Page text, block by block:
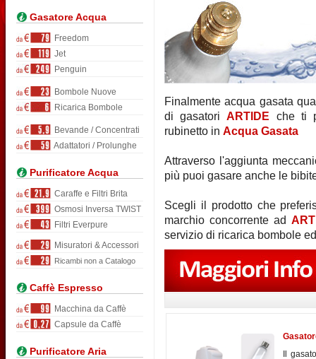
Gasatore Acqua
Freedom
Jet
Penguin
Bombole Nuove
Ricarica Bombole
Bevande / Concentrati
Adattatori / Prolunghe
Purificatore Acqua
Caraffe e Filtri Brita
Osmosi Inversa TWIST
Filtri Everpure
Misuratori & Accessori
Ricambi non a Catalogo
Caffè Espresso
Macchina da Caffè
Capsule da Caffè
Purificatore Aria
Finalmente acqua gasata
di gasatoriARTIDE che ti
rubinetto in Acqua Gasata
Attraverso l'aggiunta
più puoi gasare anche le
Scegli il prodotto che
marchio concorrente ad
servizio di ricarica bombole
Il